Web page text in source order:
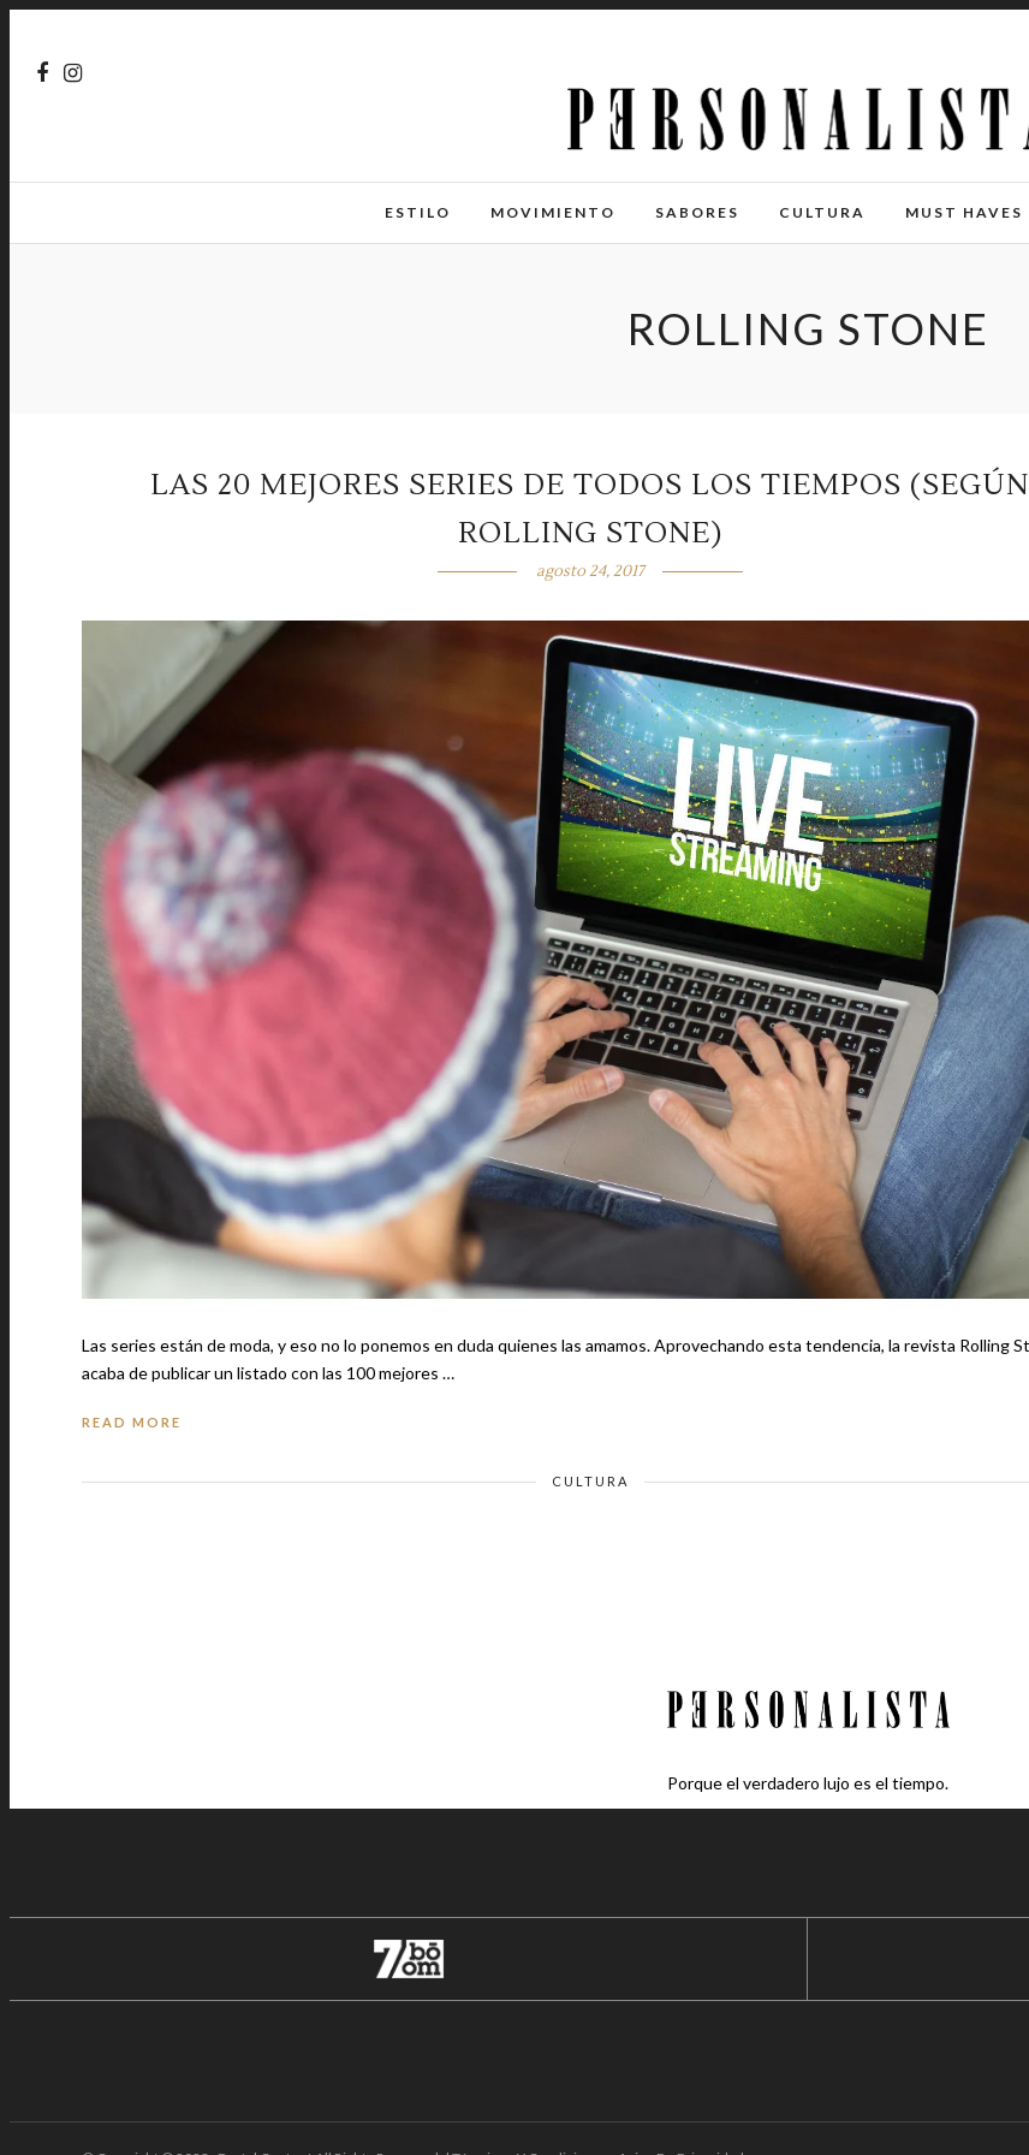
ESTILO MOVIMIENTO SABORES CULTURA MUST HAVES
ROLLING STONE
LAS 20 MEJORES SERIES DE TODOS LOS TIEMPOS (SEGÚN
ROLLING STONE)
agosto 24, 2017
Las series están de moda, y eso no lo ponemos en duda quienes las amamos. Aprovechando esta tendencia, la revista Rolling Stone
acaba de publicar un listado con las 100 mejores …
READ MORE
CULTURA
Porque el verdadero lujo es el tiempo.